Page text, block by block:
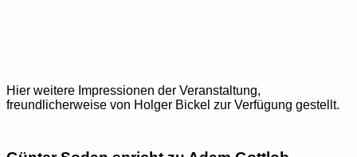
Hier weitere Impressionen der Veranstaltung,
freundlicherweise von Holger Bickel zur Verfügung gestellt.